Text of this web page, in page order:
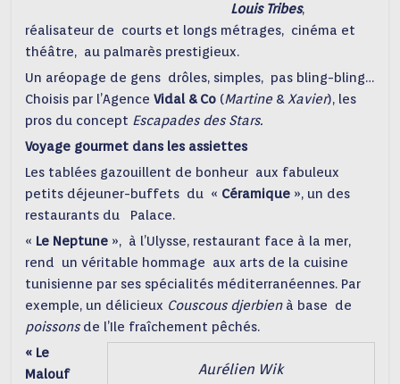
Louis Tribes,
réalisateur de courts et longs métrages, cinéma et
théâtre, au palmarès prestigieux.
Un aréopage de gens drôles, simples, pas bling-bling…
Choisis par l’AgenceVidal & Co (Martine &Xavier), les
pros du concept Escapades des Stars.
Voyage gourmet dans les assiettes
Les tablées gazouillent de bonheur aux fabuleux
petits déjeuner-buffets du « Céramique », un des
restaurants du Palace.
« Le Neptune », à l’Ulysse, restaurant face à la mer,
rend un véritable hommage aux arts de la cuisine
tunisienne par ses spécialités méditerranéennes. Par
exemple, un délicieux Couscous djerbienà base de
poissonsde l’Ile fraîchement pêchés.
Aurélien Wik
« Le
Malouf